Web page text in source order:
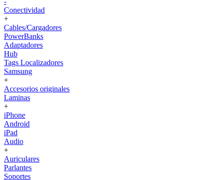
Conectividad
+
Cables/Cargadores
PowerBanks
Adaptadores
Hub
Tags Localizadores
Samsung
+
Accesorios originales
Laminas
+
iPhone
Android
iPad
Audio
+
Auriculares
Parlantes
Soportes